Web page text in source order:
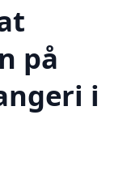
på
i